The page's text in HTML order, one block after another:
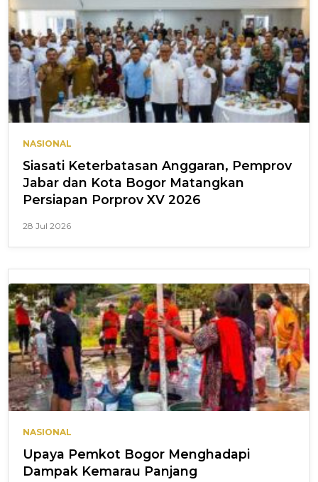
NASIONAL
Siasati Keterbatasan Anggaran, Pemprov
Jabar dan Kota Bogor Matangkan
Persiapan Porprov XV 2026
28 Jul 2026
NASIONAL
Upaya Pemkot Bogor Menghadapi
Dampak Kemarau Panjang